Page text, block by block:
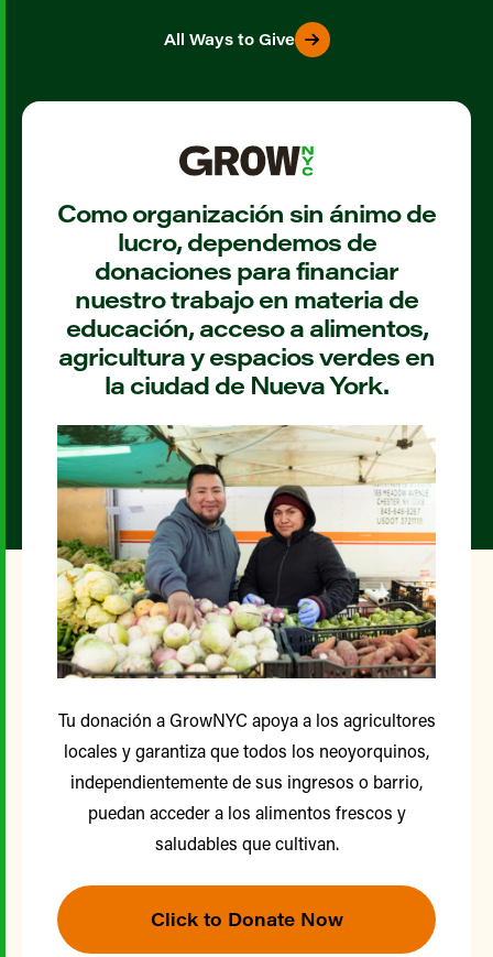
All Ways to Give
Como organización sin ánimo de
lucro, dependemos de
donaciones para financiar
nuestro trabajo en materia de
educación, acceso a alimentos,
agricultura y espacios verdes en
la ciudad de Nueva York.
Tu donación a GrowNYC apoya a los agricultores
locales y garantiza que todos los neoyorquinos,
independientemente de sus ingresos o barrio,
puedan acceder a los alimentos frescos y
saludables que cultivan.
Click to Donate Now